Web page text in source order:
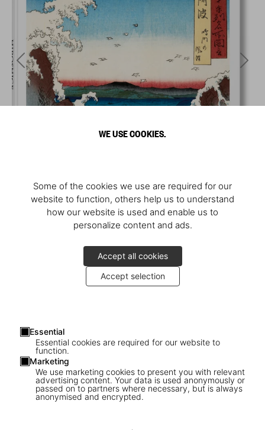
WE USE COOKIES.
Some of the cookies we use are required for our
website to function, others help us to understand
how our website is used and enable us to
personalize content and ads.
Accept all cookies
Accept selection
Essential
Essential cookies are required for our website to
function.
Marketing
We use marketing cookies to present you with relevant
advertising content. Your data is used anonymously or
passed on to partners where necessary, but is always
anonymised and encrypted.
1/7